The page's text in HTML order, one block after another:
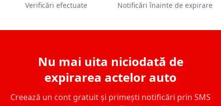
Verificări efectuate Notificări înainte de expirare
Nu mai uita niciodată de
expirarea actelor auto
Creează un cont gratuit și primești notificări prin SMS